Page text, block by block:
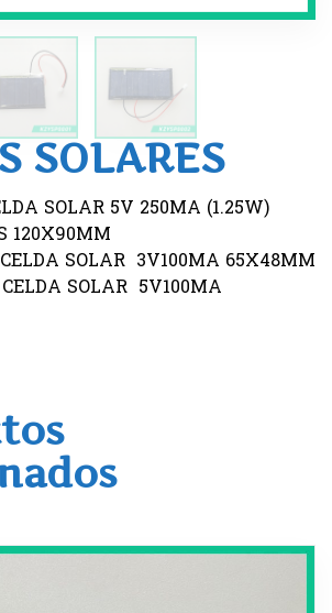
SOLARES
SOLAR 5V 250MA (1.25W)
120X90MM
CELDA SOLAR 3V100MA 65X48MM
CELDA SOLAR 5V100MA